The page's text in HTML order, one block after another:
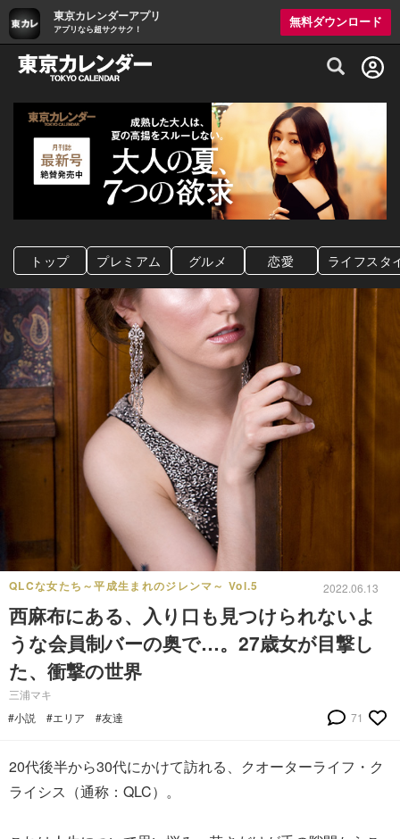
東京カレンダーアプリ
アプリなら超サクサク！
無料ダウンロード
グルメ情報・プレミアムレストラン予約
トップ プレミアム グルメ 恋愛 ライフスタ
QLCな女たち～平成生まれのジレンマ～ Vol.5 2022.06.13
西麻布にある、入り口も見つけられないよ
うな会員制バーの奥で…。27歳女が目撃し
た、衝撃の世界
三浦マキ
#小説
#エリア #友達 71
20代後半から30代にかけて訪れる、クオーターライフ・ク
ライシス（通称：QLC）。